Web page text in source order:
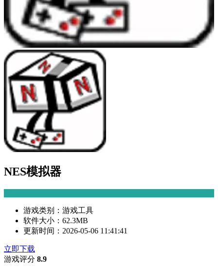
NES模拟器
游戏类别： 游戏工具
软件大小： 62.3MB
更新时间： 2026-05-06 11:41:41
立即下载
游戏评分 8.9